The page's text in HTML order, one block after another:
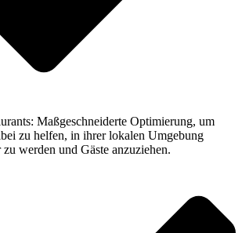
Maßgeschneiderte Optimierung, um
zu helfen, in ihrer lokalen Umgebung
zu werden und Gäste anzuziehen.